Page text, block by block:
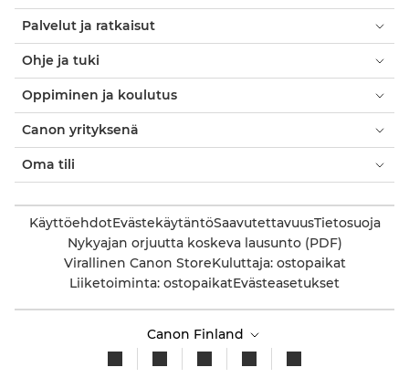
Palvelut ja ratkaisut
Ohje ja tuki
Oppiminen ja koulutus
Canon yrityksenä
Oma tili
KäyttöehdotEvästekäytäntöSaavutettavuusTietosuoja
Nykyajan orjuutta koskeva lausunto (PDF)
Virallinen Canon StoreKuluttaja: ostopaikat
Liiketoiminta: ostopaikatEvästeasetukset
Canon Finland